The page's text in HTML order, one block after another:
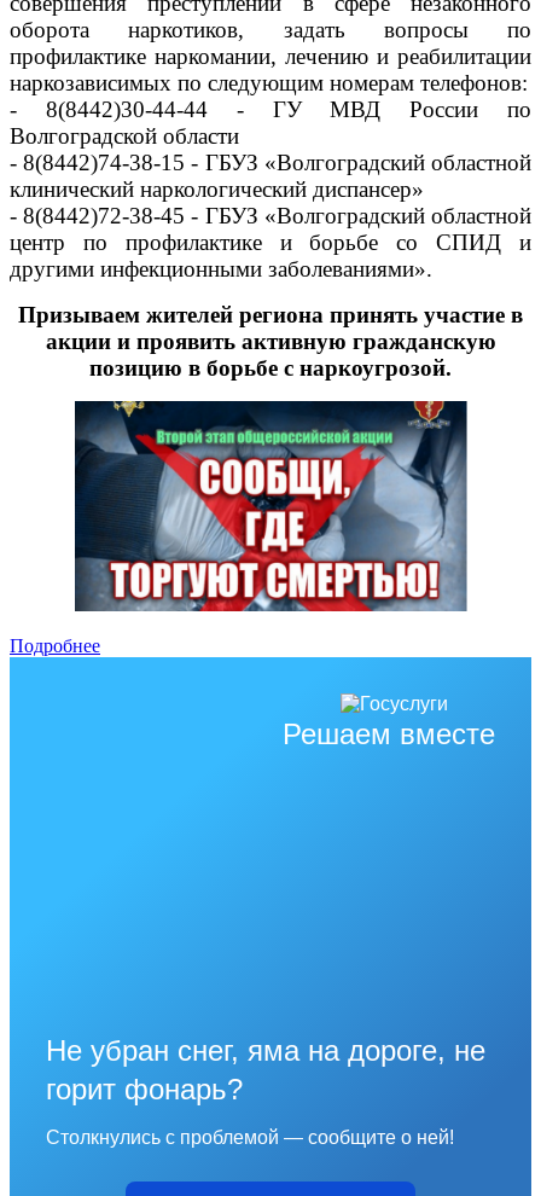
оборота наркотиков, задать вопросы по
профилактике наркомании, лечению и реабилитации
наркозависимых по следующим номерам телефонов:
- 8(8442)30-44-44 - ГУ МВД России по
Волгоградской области
- 8(8442)74-38-15 - ГБУЗ «Волгоградский областной
клинический наркологический диспансер»
- 8(8442)72-38-45 - ГБУЗ «Волгоградский областной
центр по профилактике и борьбе со СПИД и
другими инфекционными заболеваниями».
Призываем жителей региона принять участие в
акции и проявить активную гражданскую
позицию в борьбе с наркоугрозой.
Подробнее
Решаем вместе
Не убран снег, яма на дороге, не
горит фонарь?
Столкнулись с проблемой — сообщите о ней!